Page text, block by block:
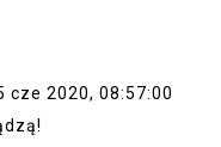
cze 2020, 08:57:00